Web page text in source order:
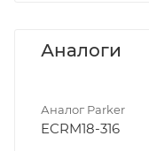
Аналоги
Аналог Parker
ECRM18-316